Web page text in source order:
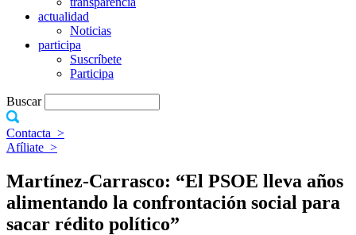
actualidad
Noticias
participa
Suscríbete
Participa
Buscar
Contacta >
Afíliate >
Martínez-Carrasco: “El PSOE lleva años
alimentando la confrontación social para
sacar rédito político”